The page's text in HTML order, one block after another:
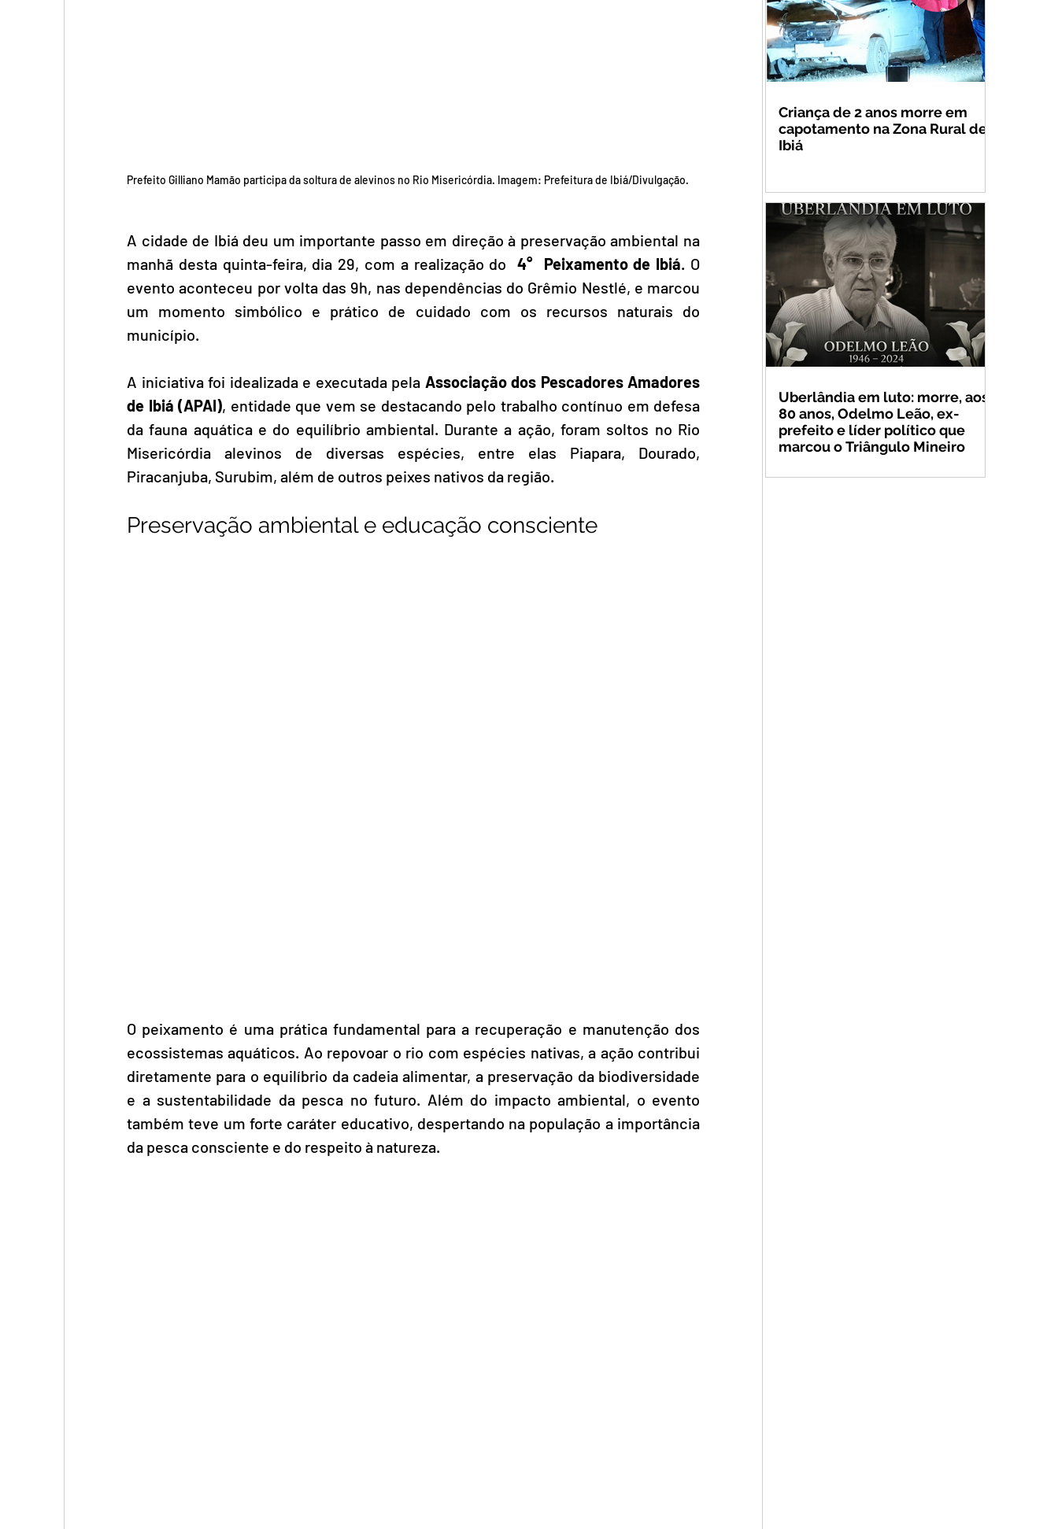
Prefeito Gilliano Mamão participa da soltura de alevinos no Rio Misericórdia. Imagem: Prefeitura de Ibiá/Divulgação.
A cidade de Ibiá deu um importante passo em direção à preservação ambiental na
manhã desta quinta-feira, dia 29, com a realização do
4°  Peixamento de Ibiá. O
evento aconteceu por volta das 9h, nas dependências do Grêmio Nestlé, e marcou
um momento simbólico e prático de cuidado com os recursos naturais do
município.
A iniciativa foi idealizada e executada pela Associação dos Pescadores Amadores
de Ibiá (APAI), entidade que vem se destacando pelo trabalho contínuo em defesa
da fauna aquática e do equilíbrio ambiental. Durante a ação, foram soltos no Rio
Misericórdia alevinos de diversas espécies, entre elas Piapara, Dourado,
Piracanjuba, Surubim, além de outros peixes nativos da região.
Preservação ambiental e educação consciente
O peixamento é uma prática fundamental para a recuperação e manutenção dos
ecossistemas aquáticos. Ao repovoar o rio com espécies nativas, a ação contribui
diretamente para o equilíbrio da cadeia alimentar, a preservação da biodiversidade
e a sustentabilidade da pesca no futuro. Além do impacto ambiental, o evento
também teve um forte caráter educativo, despertando na população a importância
da pesca consciente e do respeito à natureza.
Criança de 2 anos morre em
capotamento na Zona Rural de
Ibiá
Uberlândia em luto: morre, aos
80 anos, Odelmo Leão, ex-
prefeito e líder político que
marcou o Triângulo Mineiro